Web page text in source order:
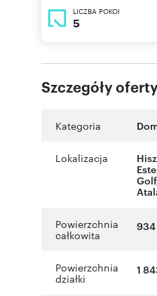
LICZBA POKOI
5
Szczegóły
Kategoria
Lokalizacja
Golf
Powierzchnia
całkowita
934
Powierzchnia
działki
1